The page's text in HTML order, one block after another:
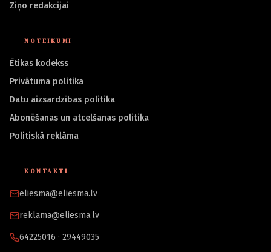
Ziņo redakcijai
NOTEIKUMI
Ētikas kodekss
Privātuma politika
Datu aizsardzības politika
Abonēšanas un atcelšanas politika
Politiskā reklāma
KONTAKTI
eliesma@eliesma.lv
reklama@eliesma.lv
64225016 · 29449035